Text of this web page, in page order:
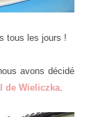
tous les jours !
avons décidé
de Wieliczka.